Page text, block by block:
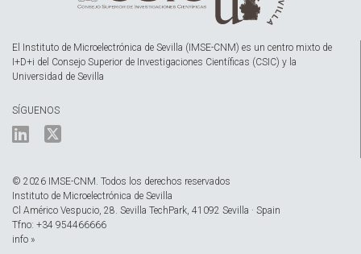
El Instituto de Microelectrónica de Sevilla (IMSE-CNM) es un centro mixto de
I+D+i del Consejo Superior de Investigaciones Científicas (CSIC) y la
Universidad de Sevilla
SÍGUENOS
© 2026 IMSE-CNM. Todos los derechos reservados
Instituto de Microelectrónica de Sevilla
Cl Américo Vespucio, 28. Sevilla TechPark, 41092 Sevilla · Spain
Tfno: +34 954466666
info »